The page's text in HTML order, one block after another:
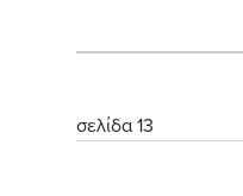
σελίδα 13